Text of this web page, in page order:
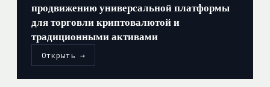
продвижению универсальной платформы
для торговли криптовалютой и
традиционными активами
Открыть →